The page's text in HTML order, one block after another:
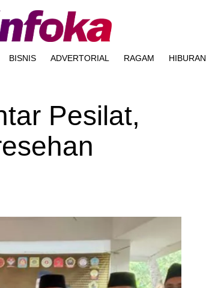
BISNIS ADVERTORIAL RAGAM HIBURAN
Pesilat,